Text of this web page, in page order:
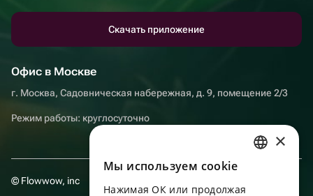
Скачать приложение
Офис в Москве
г. Москва, Садовническая набережная, д. 9, помещение 2/3
Режим работы: круглосуточно
© Flowwow, inc
ENGLISH
×
Мы используем сookie
Нажимая ОК или продолжая